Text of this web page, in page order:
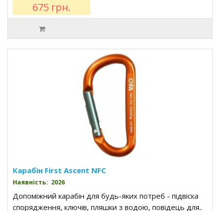
675 грн.
Карабін First Ascent NFC
Наявність: 2026
Допоміжний карабін для будь-яких потреб - підвіска
спорядження, ключів, пляшки з водою, повідець для..